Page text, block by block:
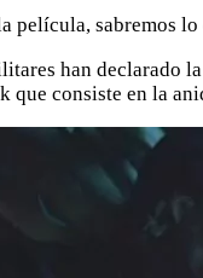
película, sabremos
han declarado
que consiste en la